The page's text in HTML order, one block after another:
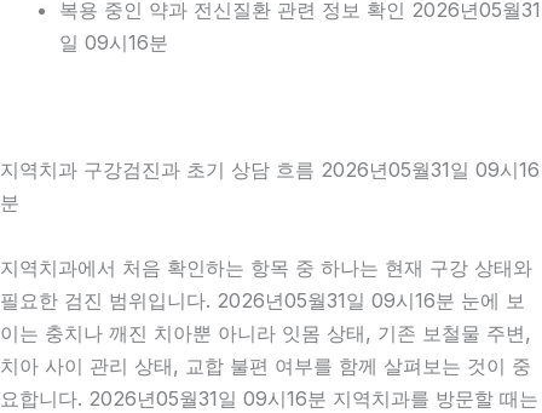
복용 중인 약과 전신질환 관련 정보 확인 2026년05월31
일 09시16분
지역치과 구강검진과 초기 상담 흐름 2026년05월31일 09시16
분
지역치과에서 처음 확인하는 항목 중 하나는 현재 구강 상태와
필요한 검진 범위입니다. 2026년05월31일 09시16분 눈에 보
이는 충치나 깨진 치아뿐 아니라 잇몸 상태, 기존 보철물 주변,
치아 사이 관리 상태, 교합 불편 여부를 함께 살펴보는 것이 중
요합니다. 2026년05월31일 09시16분 지역치과를 방문할 때는